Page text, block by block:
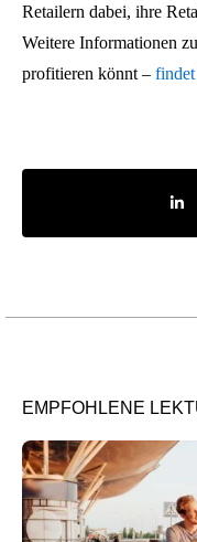
Retailern dabei, ihre
Weitere Informationen
profitieren könnt –
EMPFOHLENE